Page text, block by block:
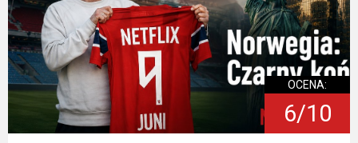
OCENA:
6/10